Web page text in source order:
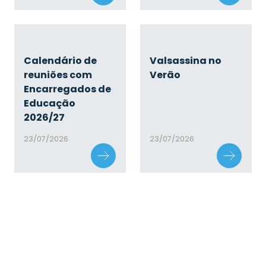
Calendário de
reuniões com
Encarregados de
Educação
2026/27
23/07/2026
Valsassina no
Verão
23/07/2026